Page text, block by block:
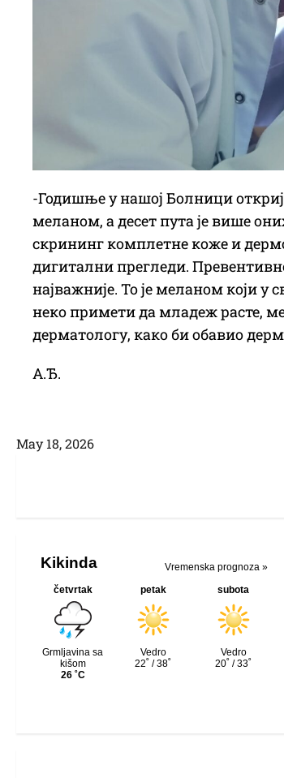
-Годишње у нашој Болници
меланом, а десет пута је више
скрининг комплетне коже и
дигитални прегледи.
најважније. То је меланом који
неко примети да младеж расте,
дерматологу, како би обавио
А.Ђ.
Маy 18, 2026